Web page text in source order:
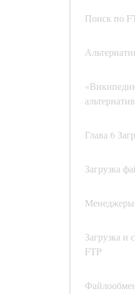
Поиск по
Глава 6
Загрузка
Менеджеры
Загрузка и
FTP